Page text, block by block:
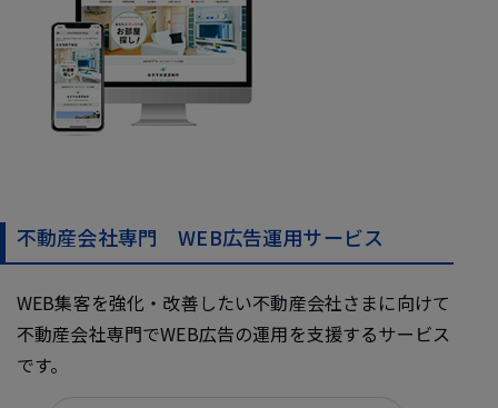
不動産会社専門 WEB広告運用サービス
WEB集客を強化・改善したい不動産会社さまに向けて
不動産会社専門でWEB広告の運用を支援するサービス
です。